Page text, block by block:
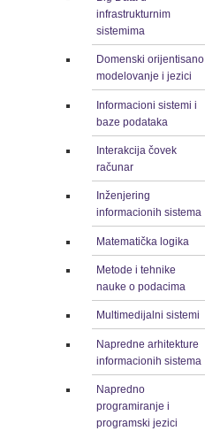
infrastrukturnim
sistemima
Domenski orijentisano
modelovanje i jezici
Informacioni sistemi i
baze podataka
Interakcija čovek
računar
Inženjering
informacionih sistema
Matematička logika
Metode i tehnike
nauke o podacima
Multimedijalni sistemi
Napredne arhitekture
informacionih sistema
Napredno
programiranje i
programski jezici